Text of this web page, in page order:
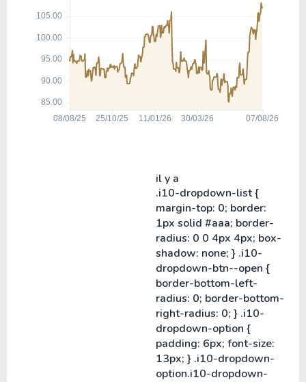
il y a